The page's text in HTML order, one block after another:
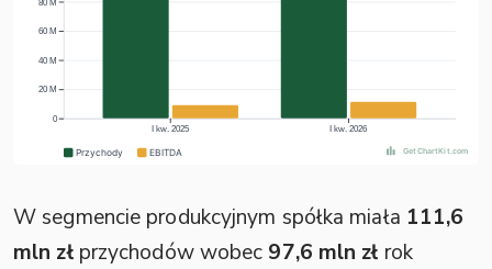
W segmencie produkcyjnym spółka miała 111,6
mln złprzychodów wobec 97,6 mln zł rok